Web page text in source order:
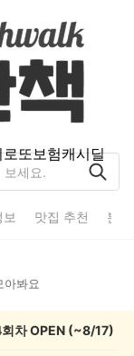
로또보험캐시딜
맛집 추천 분
아봐요
차 OPEN (~8/17)